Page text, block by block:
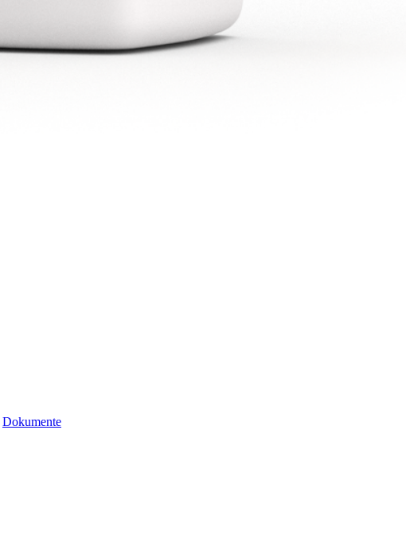
Dokumente